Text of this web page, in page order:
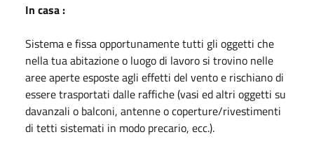
In casa :
Sistema e fissa opportunamente tutti gli oggetti che
nella tua abitazione o luogo di lavoro si trovino nelle
aree aperte esposte agli effetti del vento e rischiano di
essere trasportati dalle raffiche (vasi ed altri oggetti su
davanzali o balconi, antenne o coperture/rivestimenti
di tetti sistemati in modo precario, ecc.).